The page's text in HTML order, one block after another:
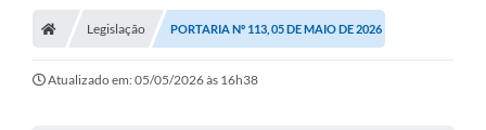
Legislação PORTARIA Nº 113, 05 DE MAIO DE 2026
Atualizado em: 05/05/2026 às 16h38